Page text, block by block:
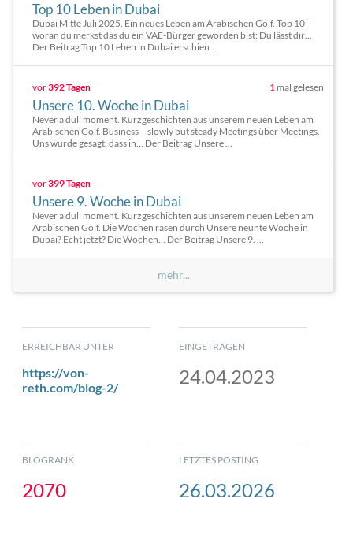
Top 10 Leben in Dubai
Dubai Mitte Juli 2025. Ein neues Leben am Arabischen Golf. Top 10 –
woran du merkst das du ein VAE-Bürger geworden bist: Du lässt dir…
Der Beitrag Top 10 Leben in Dubai erschien ...
vor392 Tagen 1 mal gelesen
Unsere 10. Woche in Dubai
Never a dull moment. Kurzgeschichten aus unserem neuen Leben am
Arabischen Golf. Business – slowly but steady Meetings über Meetings.
Uns wurde gesagt, dass in… Der Beitrag Unsere ...
vor399 Tagen
Unsere 9. Woche in Dubai
Never a dull moment. Kurzgeschichten aus unserem neuen Leben am
Arabischen Golf. Die Wochen rasen durch Unsere neunte Woche in
Dubai? Echt jetzt? Die Wochen… Der Beitrag Unsere 9. ...
mehr...
ERREICHBAR UNTER
https://von-
reth.com/blog-2/
EINGETRAGEN
24.04.2023
BLOGRANK
2070
LETZTES POSTING
26.03.2026